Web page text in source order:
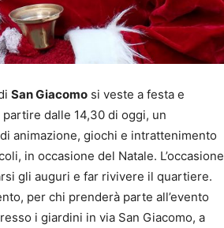
San Giacomo si veste a festa e
partire dalle 14,30 di oggi, un
animazione, giochi e intrattenimento
in occasione del Natale. L’occasione
gli auguri e far rivivere il quartiere.
per chi prenderà parte all’evento
i giardini in via San Giacomo, a